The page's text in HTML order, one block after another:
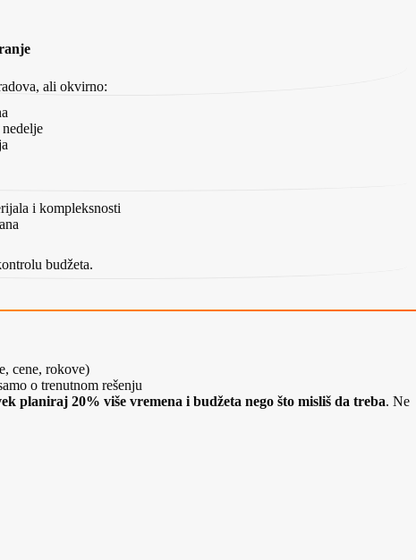
ali okvirno:
i kompleksnosti
budžeta.
cene, rokove)
o trenutnom rešenju
planiraj 20% više vremena i budžeta nego što misliš da treba. Ne